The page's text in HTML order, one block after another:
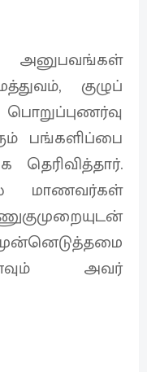
குழுப்
பங்களிப்பை
மாணவர்கள்
அவர்